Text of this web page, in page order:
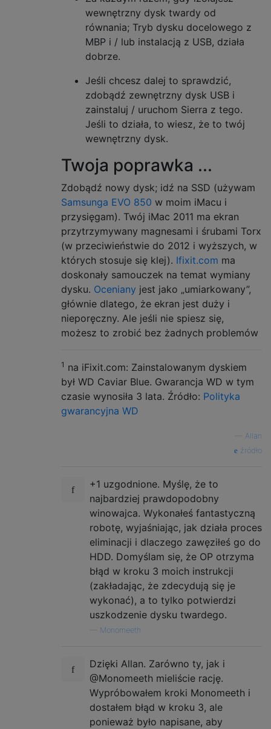
wewnętrzny dysk twardy od
równania; Tryb dysku docelowego z
MBP i / lub instalacją z USB, działa
dobrze.
Jeśli chcesz dalej to sprawdzić,
zdobądź zewnętrzny dysk USB i
zainstaluj / uruchom Sierra z tego.
Jeśli to działa, to wiesz, że to twój
wewnętrzny dysk.
Twoja poprawka ...
Zdobądź nowy dysk; idź na SSD (używam
Samsunga EVO 850 w moim iMacu i
przysięgam). Twój iMac 2011 ma ekran
przytrzymywany magnesami i śrubami Torx
(w przeciwieństwie do 2012 i wyższych, w
których stosuje się klej). Ifixit.com ma
doskonały samouczek na temat wymiany
dysku. Oceniany jest jako „umiarkowany”,
głównie dlatego, że ekran jest duży i
nieporęczny. Ale jeśli nie spiesz się,
możesz to zrobić bez żadnych problemów
1 na iFixit.com: Zainstalowanym dyskiem
był WD Caviar Blue. Gwarancja WD w tym
czasie wynosiła 3 lata. Źródło: Polityka
gwarancyjna WD
Allan
źródło
+1 uzgodnione. Myślę, że to
najbardziej prawdopodobny
winowajca. Wykonałeś fantastyczną
robotę, wyjaśniając, jak działa proces
eliminacji i dlaczego zawęziłeś go do
HDD. Domyślam się, że OP otrzyma
błąd w kroku 3 moich instrukcji
(zakładając, że zdecydują się je
wykonać), a to tylko potwierdzi
uszkodzenie dysku twardego.
Monomeeth
Dzięki Allan. Zarówno ty, jak i
@Monomeeth mieliście rację.
Wypróbowałem kroki Monomeeth i
dostałem błąd w kroku 3, ale
ponieważ było napisane, aby